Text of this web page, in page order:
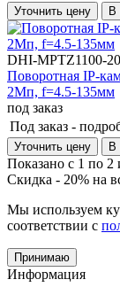
Уточнить цену В
DHI-MPTZ1100-
Поворотная IP-
2Mп, f=4.5-135мм
под заказ
Под заказ -
Уточнить цену В
Показано с 1 по 2
Скидка - 20% на
Мы используем
соответствии с
Принимаю
Информация